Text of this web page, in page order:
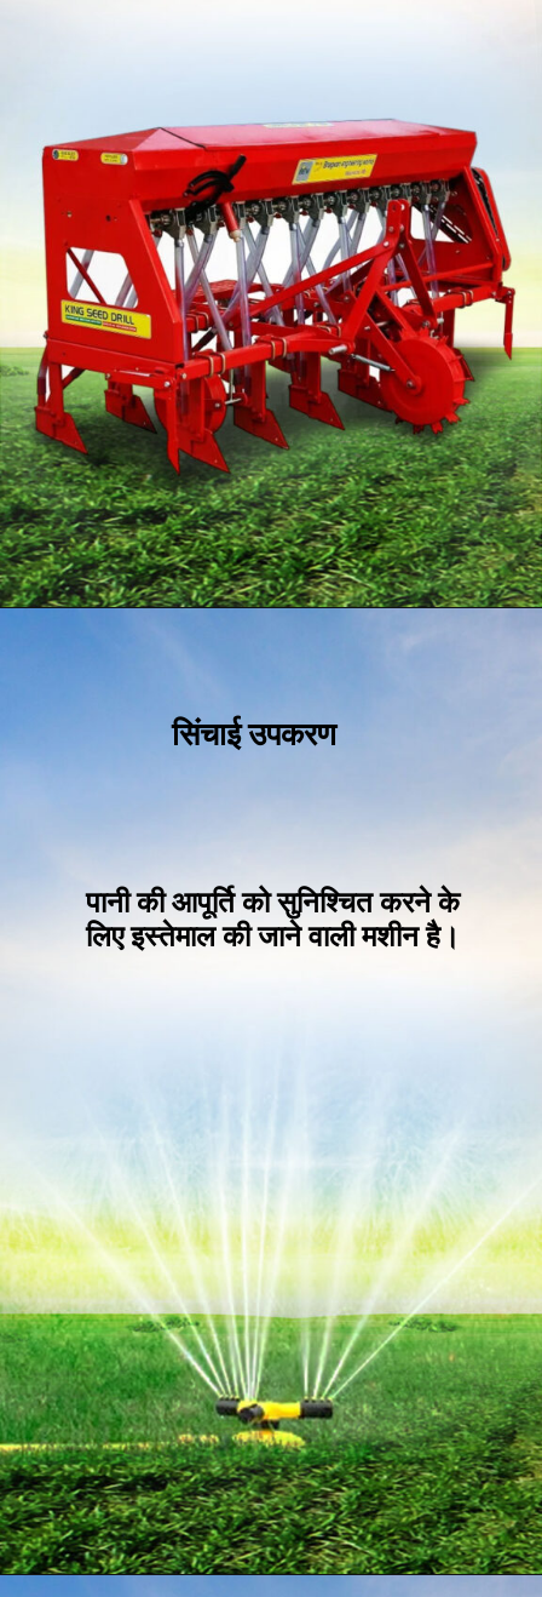
पानी की आपूर्ति को सुनिश्चित करने के
लिए इस्तेमालकी जाने वाली मशीन है।
सिंचाई उपकरण